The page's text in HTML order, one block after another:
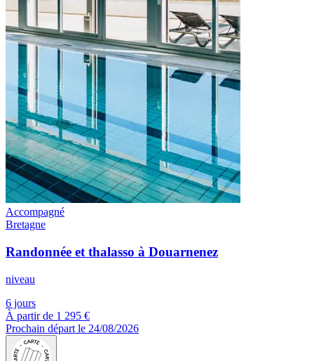
Accompagné
Bretagne
Randonnée et thalasso à Douarnenez
niveau
6 jours
À partir de 1 295 €
Prochain départ le 24/08/2026